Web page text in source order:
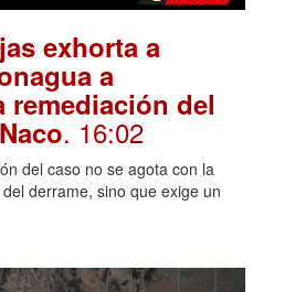
exhorta a
a
remediación del
. 16:02
del caso no se agota con la
derrame, sino que exige un